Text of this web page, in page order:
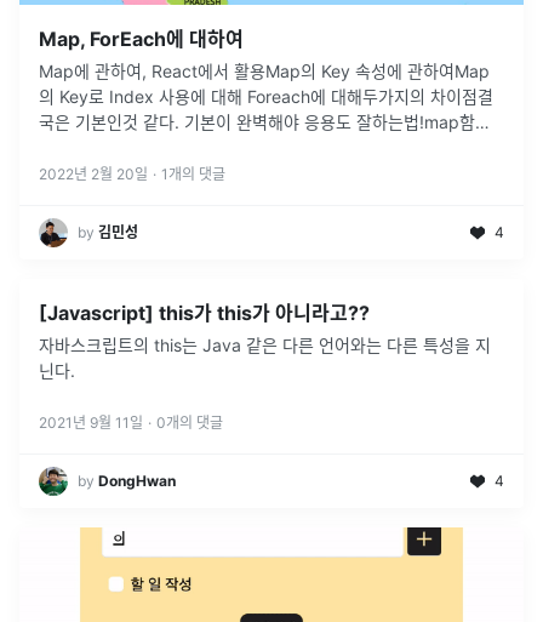
Map, ForEach에 대하여
Map에 관하여, React에서 활용Map의 Key 속성에 관하여Map
의 Key로 Index 사용에 대해 Foreach에 대해두가지의 차이점결
국은 기본인것 같다. 기본이 완벽해야 응용도 잘하는법!map함수
fo...
2022년 2월 20일 · 1 개의 댓글
by 김민성 4
[Javascript] this가 this가 아니라고??
자바스크립트의 this는 Java 같은 다른 언어와는 다른 특성을 지
닌다.
2021년 9월 11일 · 0개의 댓글
by DongHwan 4